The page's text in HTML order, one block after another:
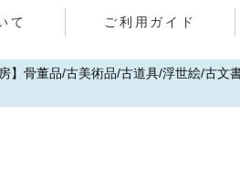
て ご利用ガイド
骨董品/古美術品/古道具/浮世絵/古文